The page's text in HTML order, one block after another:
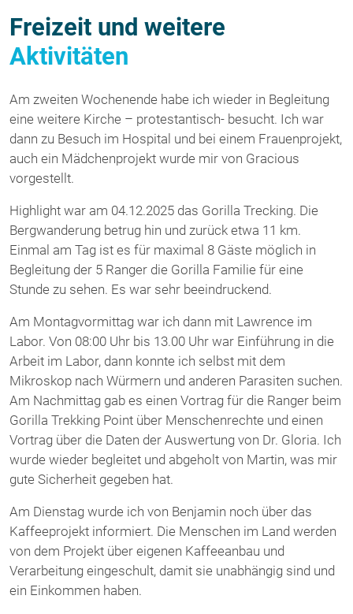
Freizeit und weitere
Aktivitäten
Am zweiten Wochenende habe ich wieder in Begleitung
eine weitere Kirche – protestantisch- besucht. Ich war
dann zu Besuch im Hospital und bei einem Frauenprojekt,
auch ein Mädchenprojekt wurde mir von Gracious
vorgestellt.
Highlight war am 04.12.2025 das Gorilla Trecking. Die
Bergwanderung betrug hin und zurück etwa 11 km.
Einmal am Tag ist es für maximal 8 Gäste möglich in
Begleitung der 5 Ranger die Gorilla Familie für eine
Stunde zu sehen. Es war sehr beeindruckend.
Am Montagvormittag war ich dann mit Lawrence im
Labor. Von 08:00 Uhr bis 13.00 Uhr war Einführung in die
Arbeit im Labor, dann konnte ich selbst mit dem
Mikroskop nach Würmern und anderen Parasiten suchen.
Am Nachmittag gab es einen Vortrag für die Ranger beim
Gorilla Trekking Point über Menschenrechte und einen
Vortrag über die Daten der Auswertung von Dr. Gloria. Ich
wurde wieder begleitet und abgeholt von Martin, was mir
gute Sicherheit gegeben hat.
Am Dienstag wurde ich von Benjamin noch über das
Kaffeeprojekt informiert. Die Menschen im Land werden
von dem Projekt über eigenen Kaffeeanbau und
Verarbeitung eingeschult, damit sie unabhängig sind und
ein Einkommen haben.